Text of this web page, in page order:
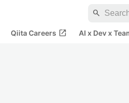
search
Qiita Careers open_in_new AI x Dev x